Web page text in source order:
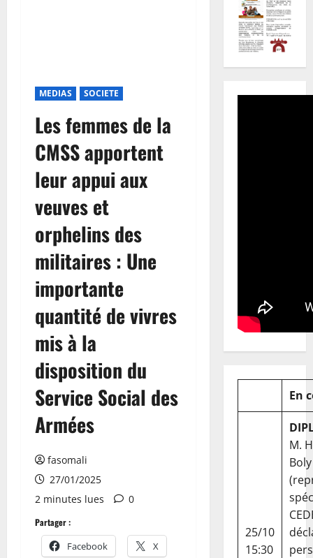
MEDIAS SOCIETE
Les femmes de la
CMSS apportent
leur appui aux
veuves et
orphelins des
militaires : Une
importante
quantité de vivres
mis à la
disposition du
Service Social des
Armées
fasomali
27/01/2025
2 minutes lues
0
Partager :
Facebook X
En
25/10
15:30
M.
Boly